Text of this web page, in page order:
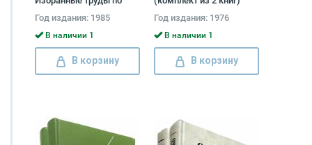
книг) Франц Меринг
Год издания: 1985
В наличии 1
В корзину
Фридрих Гегель
Год издания: 1976
В наличии 1
В корзину